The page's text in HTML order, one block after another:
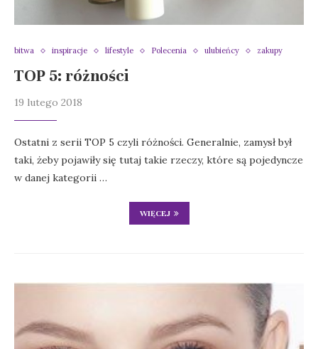
bitwa inspiracje lifestyle Polecenia ulubieńcy zakupy
TOP 5: różności
19 lutego 2018
Ostatni z serii TOP 5 czyli różności. Generalnie, zamysł był
taki, żeby pojawiły się tutaj takie rzeczy, które są pojedyncze
w danej kategorii …
WIĘCEJ